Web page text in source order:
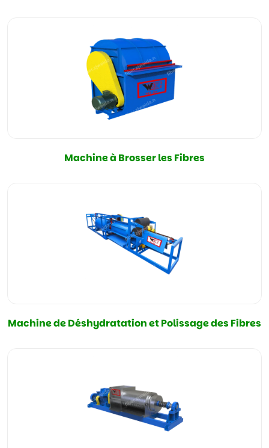
Machine à Brosser les Fibres
Machine de Déshydratation et Polissage des Fibres